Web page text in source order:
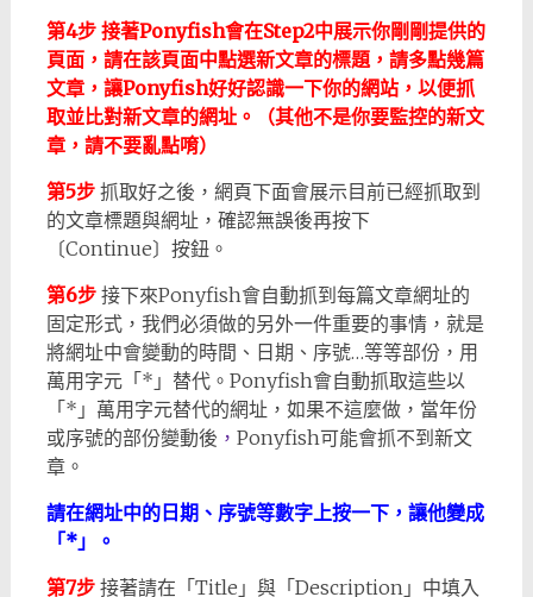
第4步接著Ponyfish會在Step2中展示你剛剛提供的
頁面，請在該頁面中點選新文章的標題，請多點幾篇
文章，讓Ponyfish好好認識一下你的網站，以便抓
取並比對新文章的網址。（其他不是你要監控的新文
章，請不要亂點唷）
第5步抓取好之後，網頁下面會展示目前已經抓取到
的文章標題與網址，確認無誤後再按下
〔Continue〕按鈕。
第6步接下來Ponyfish會自動抓到每篇文章網址的
固定形式，我們必須做的另外一件重要的事情，就是
將網址中會變動的時間、日期、序號…等等部份，用
萬用字元「*」替代。Ponyfish會自動抓取這些以
「*」萬用字元替代的網址，如果不這麼做，當年份
或序號的部份變動後 ， Ponyfish可能會抓不到新文
章。
請在網址中的日期、序號等數字上按一下，讓他變成
「*」。
第7步接著請在「Title」與「Description」中填入